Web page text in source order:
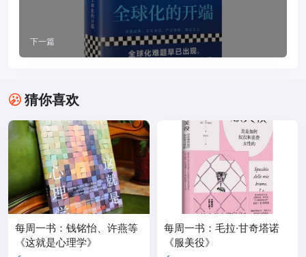
下一篇
猜你喜欢
每周一书：钱铭怡、许燕等
《这就是心理学》
每周一书：毛拉·甘奇塔诺
《服美役》